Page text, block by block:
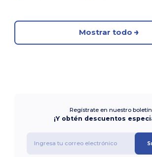
Mostrar todo
Regístrate en nuestro boletín
¡Y obtén descuentos